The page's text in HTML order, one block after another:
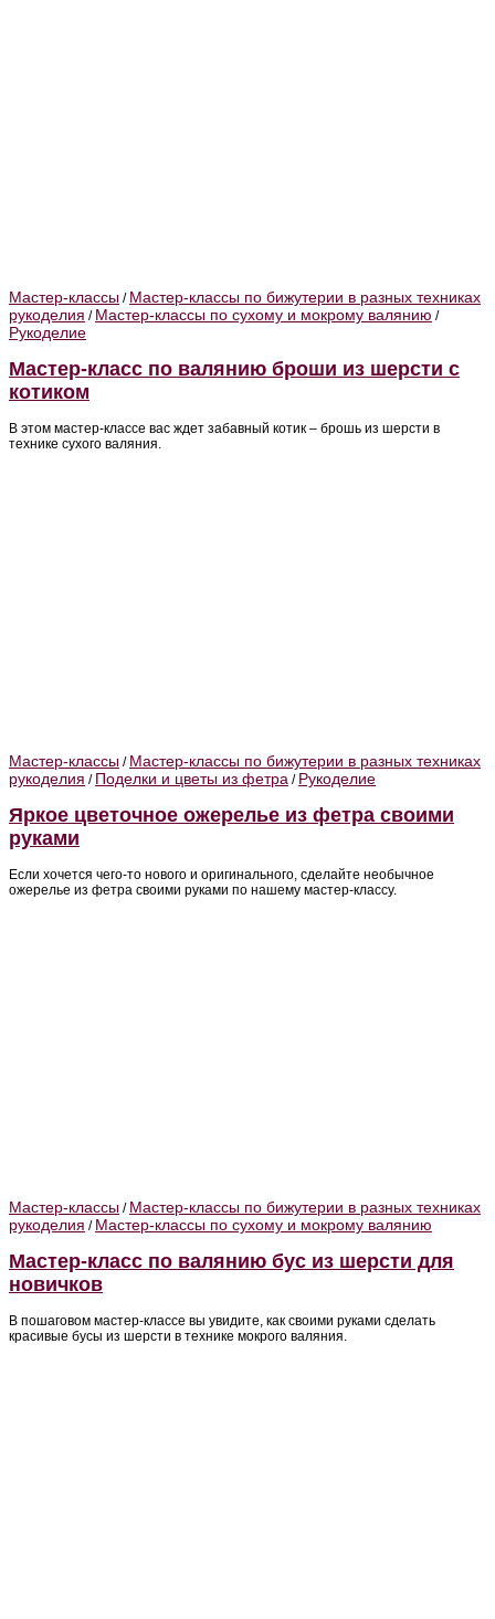
Мастер-классы / Мастер-классы по бижутерии в разных техниках
рукоделия / Мастер-классы по сухому и мокрому валянию /
Рукоделие
Мастер-класс по валянию броши из шерсти с
котиком
В этом мастер-классе вас ждет забавный котик – брошь из шерсти в
технике сухого валяния.
Мастер-классы / Мастер-классы по бижутерии в разных техниках
рукоделия / Поделки и цветы из фетра / Рукоделие
Яркое цветочное ожерелье из фетра своими
руками
Если хочется чего-то нового и оригинального, сделайте необычное
ожерелье из фетра своими руками по нашему мастер-классу.
Мастер-классы / Мастер-классы по бижутерии в разных техниках
рукоделия / Мастер-классы по сухому и мокрому валянию
Мастер-класс по валянию бус из шерсти для
новичков
В пошаговом мастер-классе вы увидите, как своими руками сделать
красивые бусы из шерсти в технике мокрого валяния.